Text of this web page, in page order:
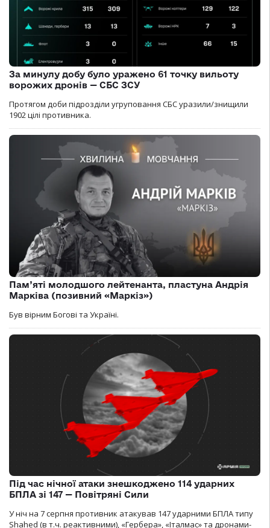
За минулу добу було уражено 61 точку вильоту
ворожих дронів — СБС ЗСУ
Протягом доби підрозділи угруповання СБС уразили/знищили
1902 цілі противника.
Пам’яті молодшого лейтенанта, пластуна Андрія
Марківа (позивний «Маркіз»)
Був вірним Богові та Україні.
Під час нічної атаки знешкоджено 114 ударних
БПЛА зі 147 — Повітряні Сили
У ніч на 7 серпня противник атакував 147 ударними БПЛА типу
Shahed (в т.ч. реактивними), «Гербера», «Італмас» та дронами-